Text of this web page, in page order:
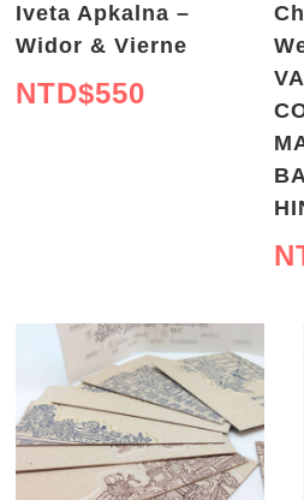
Iveta Apkalna –
Widor & Vierne
NTD$550